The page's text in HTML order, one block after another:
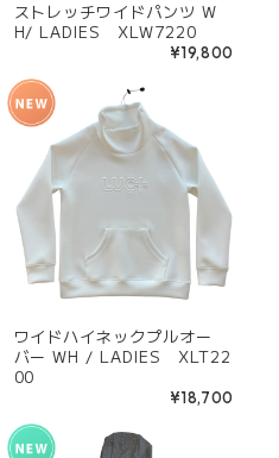
ストレッチワイドパンツ W
H/ LADIES XLW7220
¥19,800
ワイドハイネックプルオー
バー WH / LADIES XLT22
00
¥18,700